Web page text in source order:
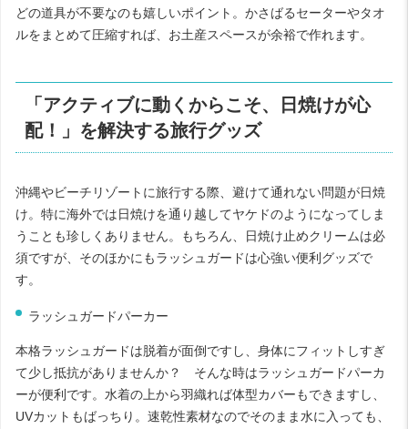
どの道具が不要なのも嬉しいポイント。かさばるセーターやタオ
ルをまとめて圧縮すれば、お土産スペースが余裕で作れます。
「アクティブに動くからこそ、日焼けが心
配！」を解決する旅行グッズ
沖縄やビーチリゾートに旅行する際、避けて通れない問題が日焼
け。特に海外では日焼けを通り越してヤケドのようになってしま
うことも珍しくありません。もちろん、日焼け止めクリームは必
須ですが、そのほかにもラッシュガードは心強い便利グッズで
す。
ラッシュガードパーカー
本格ラッシュガードは脱着が面倒ですし、身体にフィットしすぎ
て少し抵抗がありませんか？ そんな時はラッシュガードパーカ
ーが便利です。水着の上から羽織れば体型カバーもできますし、
UVカットもばっちり。速乾性素材なのでそのまま水に入っても、